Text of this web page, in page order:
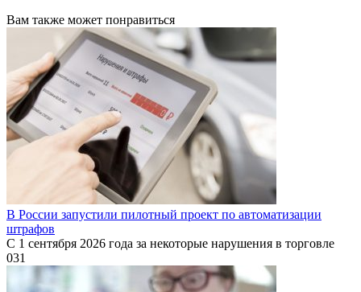
Вам также может понравиться
В России запустили пилотный проект по автоматизации
штрафов
С 1 сентября 2026 года за некоторые нарушения в торговле
031